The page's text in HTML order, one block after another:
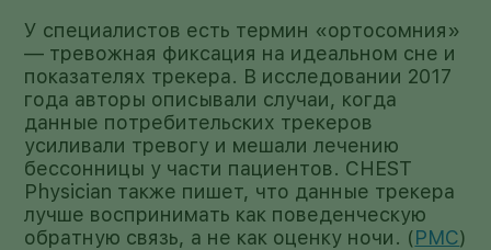
У специалистов есть термин «ортосомния»
— тревожная фиксация на идеальном сне и
показателях трекера. В исследовании 2017
года авторы описывали случаи, когда
данные потребительских трекеров
усиливали тревогу и мешали лечению
бессонницы у части пациентов. CHEST
Physician также пишет, что данные трекера
лучше воспринимать как поведенческую
обратную связь, а не как оценку ночи. (PMC)